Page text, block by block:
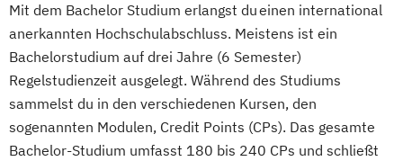
Mit dem Bachelor Studium erlangst du einen international
anerkannten Hochschulabschluss. Meistens ist ein
Bachelorstudium auf drei Jahre (6 Semester)
Regelstudienzeit ausgelegt. Während des Studiums
sammelst du in den verschiedenen Kursen, den
sogenannten Modulen, Credit Points (CPs). Das gesamte
Bachelor-Studium umfasst 180 bis 240 CPs und schließt